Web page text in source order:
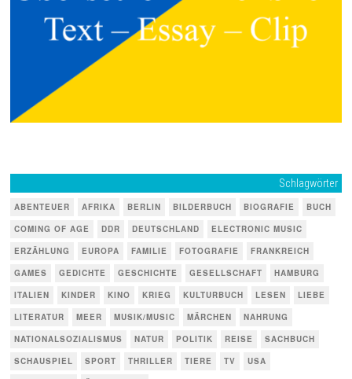
Schlagwörter
ABENTEUER AFRIKA BERLIN BILDERBUCH BIOGRAFIE
BUCH
COMING OF AGE
DDR DEUTSCHLAND
ELECTRONIC MUSIC
ERZÄHLUNG
EUROPA FAMILIE FOTOGRAFIE
FRANKREICH
GAMES
GEDICHTE GESCHICHTE GESELLSCHAFT
HAMBURG
ITALIEN
KINDER KINO KRIEG KULTURBUCH LESEN
LIEBE
LITERATUR
MEER MUSIK/MUSIC MÄRCHEN
NAHRUNG
NATIONALSOZIALISMUS
NATUR POLITIK REISE
SACHBUCH
SCHAUSPIEL
SPORT THRILLER TIERE TV
USA